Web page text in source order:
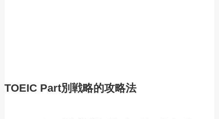
TOEIC Part別戦略的攻略法